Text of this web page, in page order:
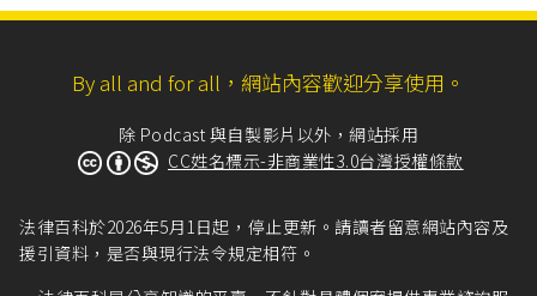
By all and for all，網站內容歡迎分享使用。
除 Podcast 與自製影片以外，網站採用
CC姓名標示-非商業性3.0台灣授權條款
法律百科於2026年5月1日起，停止更新。請讀者留意網站內容及
援引資料，是否與現行法令規定相符。